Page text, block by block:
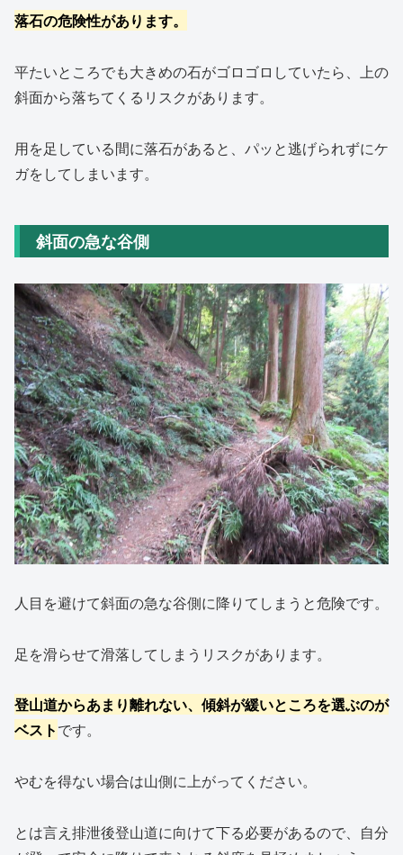
落石の危険性があります。
平たいところでも大きめの石がゴロゴロしていたら、上の
斜面から落ちてくるリスクがあります。
用を足している間に落石があると、パッと逃げられずにケ
ガをしてしまいます。
斜面の急な谷側
人目を避けて斜面の急な谷側に降りてしまうと危険です。
足を滑らせて滑落してしまうリスクがあります。
登山道からあまり離れない、傾斜が緩いところを選ぶのが
ベストです。
やむを得ない場合は山側に上がってください。
とは言え排泄後登山道に向けて下る必要があるので、自分